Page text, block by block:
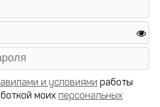
и условиями работы
моих персональных